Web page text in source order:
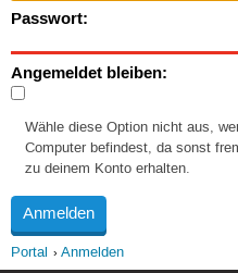
Passwort:
Angemeldet bleiben:
Wähle diese Option nicht aus,
Computer befindest, da sonst
zu deinem Konto erhalten.
Portal Anmelden